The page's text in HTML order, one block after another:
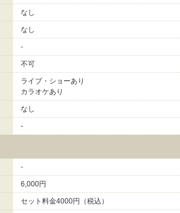
なし
なし
-
不可
ライブ・ショーあり
カラオケあり
なし
-
-
6,000円
セット料金4000円（税込）